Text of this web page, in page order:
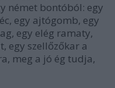
német bontóból: egy
egy ajtógomb, egy
egy elég ramaty,
egy szellőzőkar a
meg a jó ég tudja,